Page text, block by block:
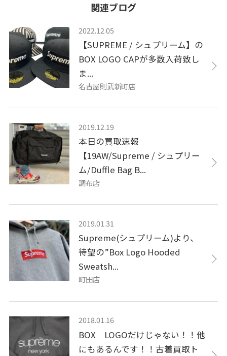
関連ブログ
2022.12.05
【SUPREME / シュプリーム】の
BOX LOGO CAPが多数入荷致し
ま...
名古屋則武新町店
2019.12.19
​本日の買取速報
【19AW/Supreme / シュプリー
ム/Duffle Bag B...
調布店
2019.01.31
Supreme(シュプリーム)より、
待望の”Box Logo Hooded
Sweatsh...
町田店
2018.01.16
BOX LOGOだけじゃない！！他
にもあるんです！！古着買取ト